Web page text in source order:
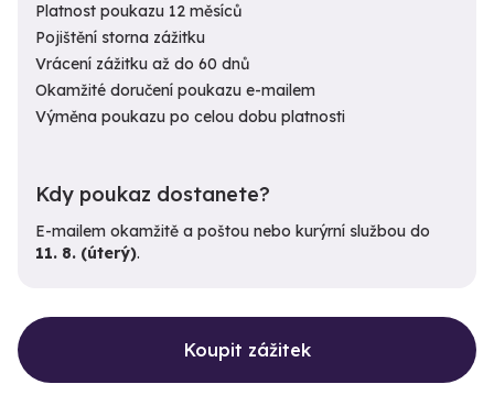
Platnost poukazu 12 měsíců
Pojištění storna zážitku
Vrácení zážitku až do 60 dnů
Okamžité doručení poukazu e-mailem
Výměna poukazu po celou dobu platnosti
Kdy poukaz dostanete?
E-mailem okamžitě a poštou nebo kurýrní službou do
11. 8. (úterý).
Koupit zážitek